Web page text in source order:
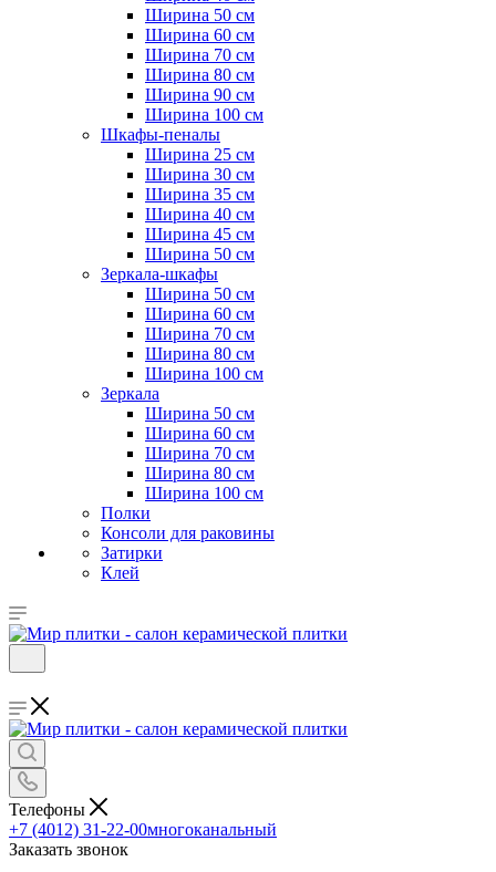
Ширина 50 см
Ширина 60 см
Ширина 70 см
Ширина 80 см
Ширина 90 см
Ширина 100 см
Шкафы-пеналы
Ширина 25 см
Ширина 30 см
Ширина 35 см
Ширина 40 см
Ширина 45 см
Ширина 50 см
Зеркала-шкафы
Ширина 50 см
Ширина 60 см
Ширина 70 см
Ширина 80 см
Ширина 100 см
Зеркала
Ширина 50 см
Ширина 60 см
Ширина 70 см
Ширина 80 см
Ширина 100 см
Полки
Консоли для раковины
Затирки
Клей
Телефоны
+7 (4012) 31-22-00многоканальный
Заказать звонок